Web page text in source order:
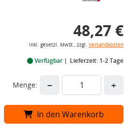
48,27 €
inkl. gesetzl. MwSt., zzgl. Versandkosten
Verfügbar Lieferzeit: 1-2 Tage
Menge: − +
In den Warenkorb